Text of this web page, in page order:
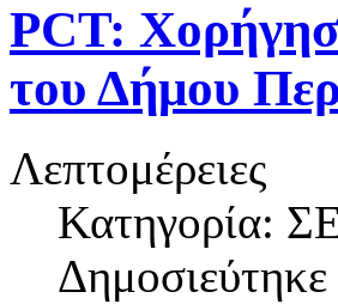
PCT:
του Δήμου
Λεπτομέρειες
Κατηγορία:
Δημοσιεύτηκε